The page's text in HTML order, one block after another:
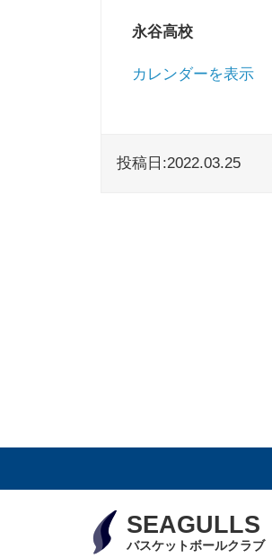
永谷高校
カレンダーを表示
投稿日:2022.03.25
SEAGULLS
バスケットボールクラブ